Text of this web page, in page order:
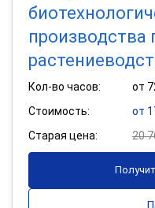
производства
Кол-во часов:
от
Стоимость:
от
Старая цена:
20